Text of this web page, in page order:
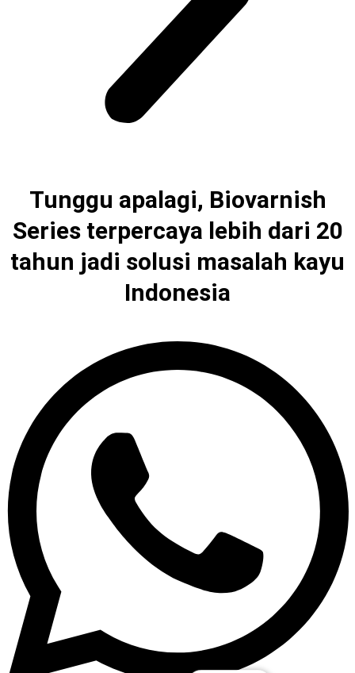
Tunggu apalagi, Biovarnish
Series terpercaya lebih dari 20
tahun jadi solusi masalah kayu
Indonesia